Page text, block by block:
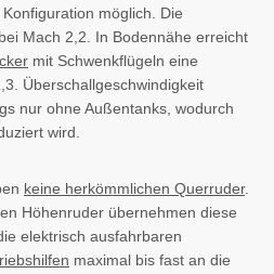
möglich. Die
Mach 2,2. In Bodennähe erreicht
mit Schwenkflügeln eine
Überschallgeschwindigkeit
nur ohne Außentanks, wodurch
wird.
keine herkömmlichen Querruder.
Höhenruder übernehmen diese
elektrisch ausfahrbaren
maximal bis fast an die